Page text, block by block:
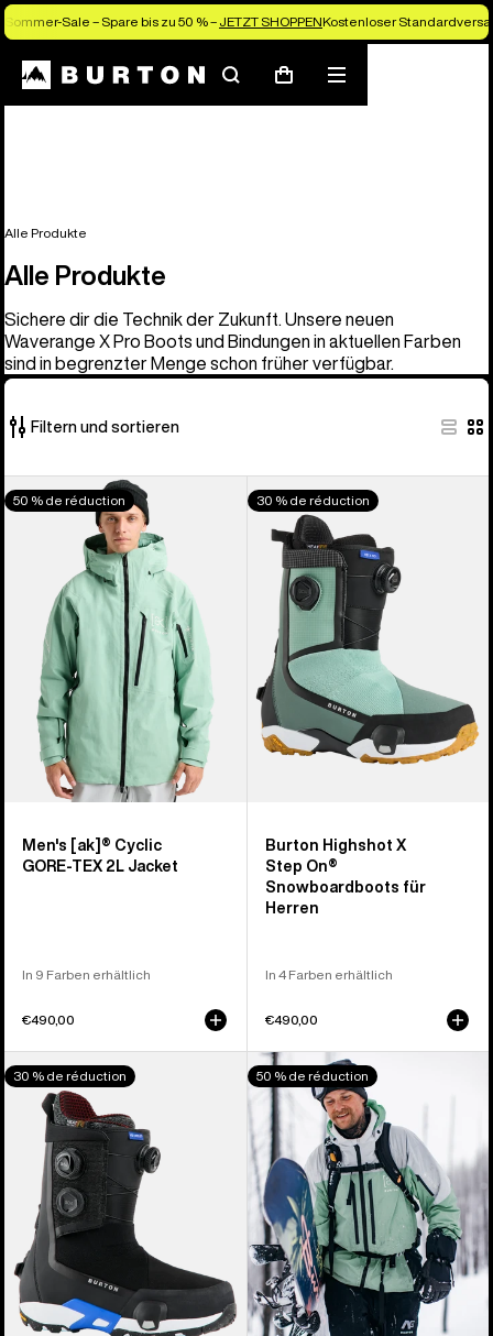
Sommer-Sale – Spare bis zu 50 % – JETZT SHOPPENKostenloser
SuchenWarenkorb
Menü
Alle Produkte
Alle Produkte
Sichere dir die Technik der Zukunft. Unsere neuen
Waverange X Pro Boots und Bindungen in aktuellen Farben
sind in begrenzter Menge schon früher verfügbar.
Filtern und sortieren
917
von
Produkten
Burton
[ak]®
GORE‑TEX
Jacke
Herren
50 % de réduction
Men's [ak]® Cyclic
GORE‑TEX 2L Jacket
In 9 Farben erhältlich
€490,00
Burton
Highshot
Step On®
Snowboardboots
Herren
30 % de réduction
Burton Highshot X
Step On®
Snowboardboots für
Herren
In 4 Farben erhältlich
€490,00
Burton
Highshot
Step On®
Snowboardboots
Herren
30 % de réduction
Burton
[ak]®
Swash
GORE-
TEX
2L
Jacke
für
Herren
50 % de réduction